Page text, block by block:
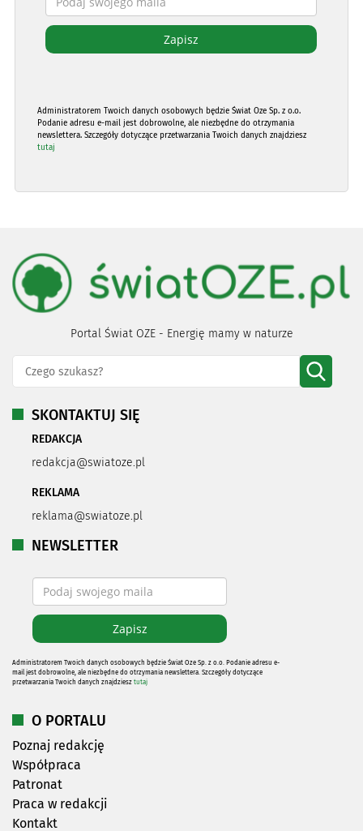
Administratorem Twoich danych osobowych będzie Świat Oze Sp. z o.o.
Podanie adresu e-mail jest dobrowolne, ale niezbędne do otrzymania
newslettera. Szczegóły dotyczące przetwarzania Twoich danych znajdziesz
tutaj
Portal Świat OZE - Energię mamy w naturze
SKONTAKTUJ SIĘ
REDAKCJA
redakcja@swiatoze.pl
REKLAMA
reklama@swiatoze.pl
NEWSLETTER
Administratorem Twoich danych osobowych będzie Świat Oze Sp. z o.o. Podanie adresu e-
mail jest dobrowolne, ale niezbędne do otrzymania newslettera. Szczegóły dotyczące
przetwarzania Twoich danych znajdziesz tutaj
O PORTALU
Poznaj redakcję
Współpraca
Patronat
Praca w redakcji
Kontakt